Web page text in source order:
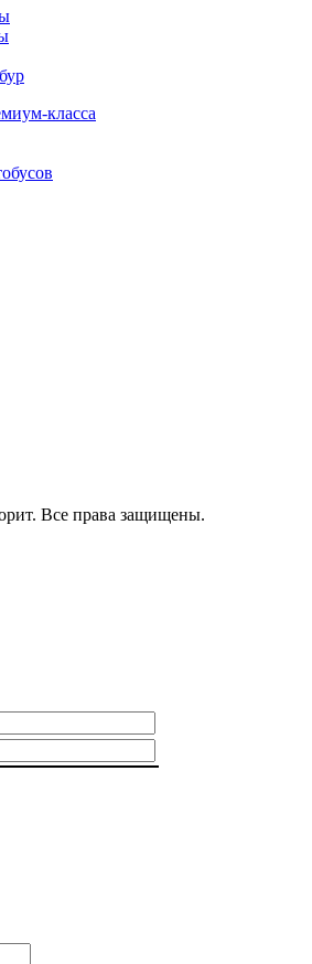
класса
Все права защищены.